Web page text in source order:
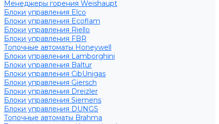
Менеджеры горения Weishaupt
Блоки управления Elco
Блоки управления Ecoflam
Блоки управления Riello
Блоки управления FBR
Топочные автоматы Honeywell
Блоки управления Lamborghini
Блоки управления Baltur
Блоки управления CibUnigas
Блоки управления Giersch
Блоки управления Dreizler
Блоки управления Siemens
Блоки управления DUNGS
Топочные автоматы Brahma